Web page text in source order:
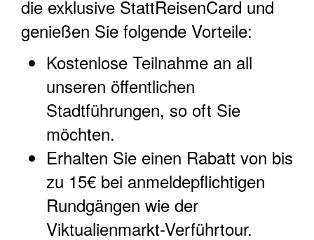
die exklusive StattReisenCard und
genießen Sie folgende Vorteile:
Kostenlose Teilnahme an all
unseren öffentlichen
Stadtführungen, so oft Sie
möchten.
Erhalten Sie einen Rabatt von bis
zu 15€ bei anmeldepflichtigen
Rundgängen wie der
Viktualienmarkt-Verführtour.